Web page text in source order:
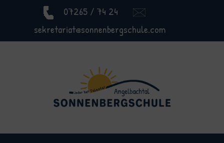
07265 / 74 24
sekretariat@sonnenbergschule.com